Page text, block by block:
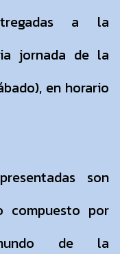
a la
jornada de la
en horario
son
compuesto por
de la